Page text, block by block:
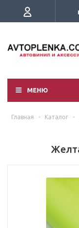
МЕНЮ
Главная - Каталог -